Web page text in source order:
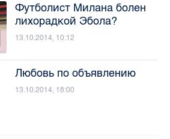
Футболист Милана болен
лихорадкой Эбола?
13.10.2014, 10:12
Любовь по объявлению
13.10.2014, 18:00